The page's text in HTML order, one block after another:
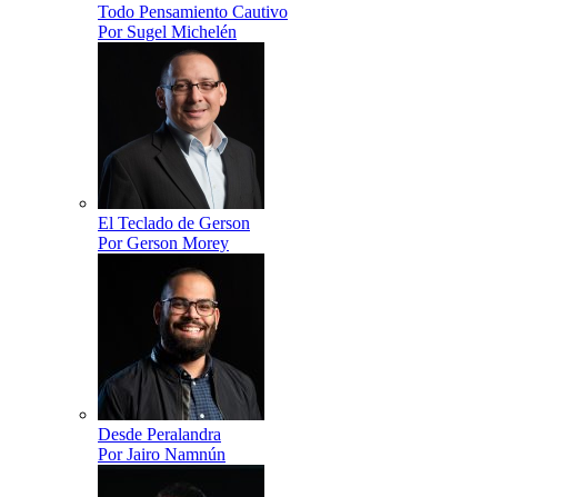
Todo Pensamiento Cautivo
Por Sugel Michelén
El Teclado de Gerson
Por Gerson Morey
Desde Peralandra
Por Jairo Namnún